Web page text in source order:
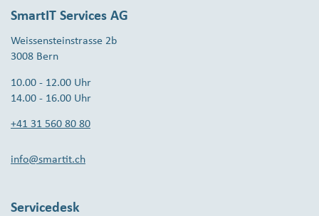
SmartIT Services AG
Weissensteinstrasse 2b
3008 Bern
10.00 - 12.00 Uhr
14.00 - 16.00 Uhr
+41 31 560 80 80
info@smartit.ch
Servicedesk